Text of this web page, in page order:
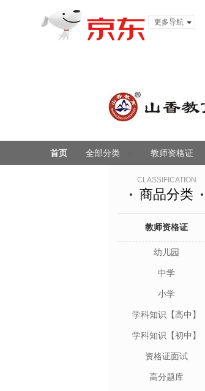
更多导航
首页 全部分类 教师资格证
CLASSIFICATION
商品分类
教师资格证
幼儿园
中学
小学
学科知识【高中】
学科知识【初中】
资格证面试
高分题库